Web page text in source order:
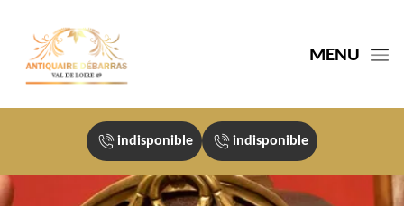
MENU
indisponible indisponible